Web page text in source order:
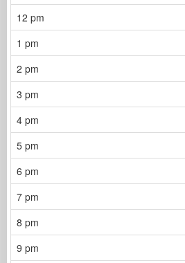
12 pm
1 pm
2 pm
3 pm
4 pm
5 pm
6 pm
7 pm
8 pm
9 pm